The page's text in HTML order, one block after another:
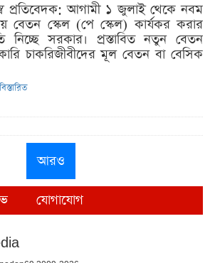
প্রতিবেদক: আগামী ১ জুলাই থেকে নবম
বেতন স্কেল (পে স্কেল) কার্যকর করার
নিচ্ছে সরকার। প্রস্তাবিত নতুন বেতন
চাকরিজীবীদের মূল বেতন বা বেসিক
বিস্তারিত
আরও
যোগাযোগ